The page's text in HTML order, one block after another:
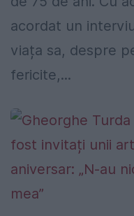
acordat un
viața sa, despre
fericite,...